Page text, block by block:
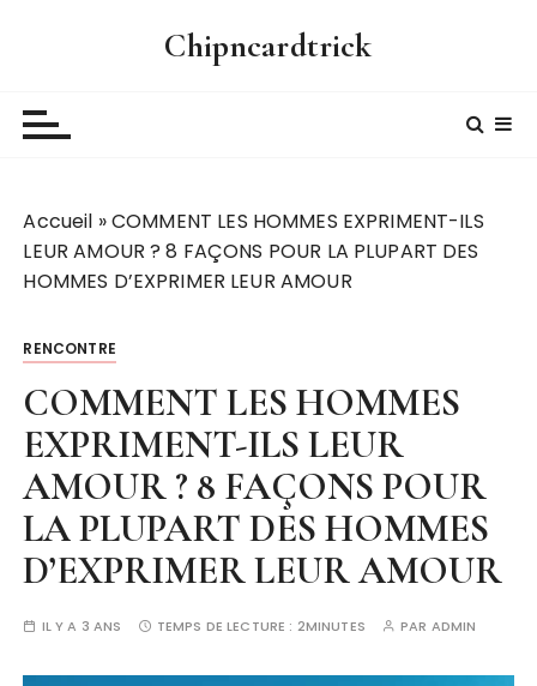
Chipncardtrick
Accueil »COMMENT LES HOMMES EXPRIMENT-ILS
LEUR AMOUR ? 8 FAÇONS POUR LA PLUPART DES
HOMMES D’EXPRIMER LEUR AMOUR
RENCONTRE
COMMENT LES HOMMES
EXPRIMENT-ILS LEUR
AMOUR ? 8 FAÇONS POUR
LA PLUPART DES HOMMES
D’EXPRIMER LEUR AMOUR
IL Y A 3 ANS TEMPS DE LECTURE : 2MINUTES PAR ADMIN